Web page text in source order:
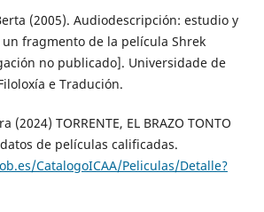
(2005). Audiodescripción: estudio y
fragmento de la película Shrek
no publicado]. Universidade de
e Tradución.
TORRENTE, EL BRAZO TONTO
datos de películas calificadas.
CatalogoICAA/Peliculas/Detalle?